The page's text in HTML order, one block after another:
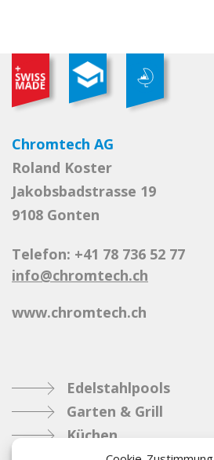
Chromtech AG
Roland Koster
Jakobsbadstrasse 19
9108 Gonten
Telefon: +41 78 736 52 77
info@chromtech.ch
www.chromtech.ch
Edelstahlpools
Garten & Grill
Küchen